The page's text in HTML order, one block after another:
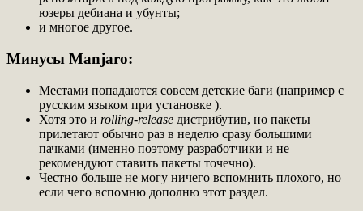
юзеры дебиана и убунты;
и многое другое.
Минусы Manjaro:
Местами попадаются совсем детские баги (например с
русским языком при установке ).
Хотя это и rolling-release дистрибутив, но пакеты
прилетают обычно раз в неделю сразу большими
пачками (именно поэтому разработчики и не
рекомендуют ставить пакеты точечно).
Честно больше не могу ничего вспомнить плохого, но
если чего вспомню дополню этот раздел.